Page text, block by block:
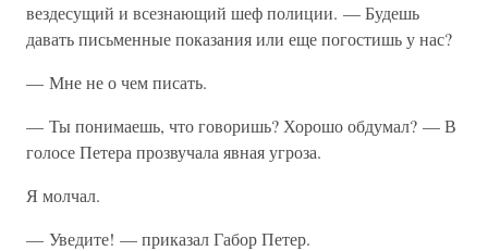
вездесущий и всезнающий шеф полиции. — Будешь
давать письменные показания или еще погостишь у нас?
— Мне не о чем писать.
— Ты понимаешь, что говоришь? Хорошо обдумал? — В
голосе Петера прозвучала явная угроза.
Я молчал.
— Уведите! — приказал Габор Петер.